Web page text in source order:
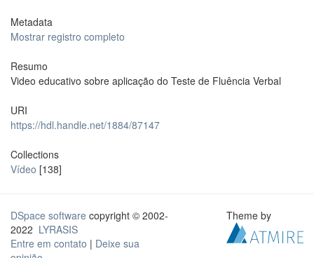
Metadata
Mostrar registro completo
Resumo
Video educativo sobre aplicação do Teste de Fluência Verbal
URI
https://hdl.handle.net/1884/87147
Collections
Vídeo [138]
DSpace software copyright © 2002-
2022 LYRASIS
Entre em contato | Deixe sua
Theme by